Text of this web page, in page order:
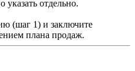
отдельно.
(шаг 1) и заключите
плана продаж.